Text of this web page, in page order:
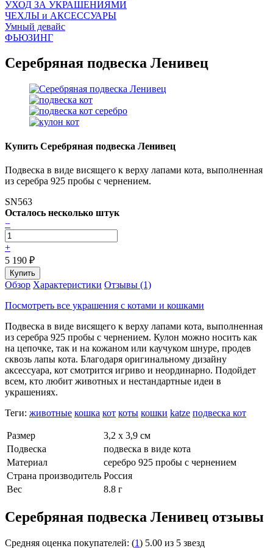
УХОД ЗА УКРАШЕНИЯМИ
ЧEХЛЫ и АКСЕССУАРЫ
Умный девайс
ФЬЮЗИНГ
Серебряная подвеска Ленивец
Купить Серебряная подвеска Ленивец
Подвеска в виде висящего к верху лапами кота, выполненная
из серебра 925 пробы с чернением.
SN563
Осталось несколько штук
−
+
5 190 ₽
Обзор Характеристики Отзывы (1)
Посмотреть все украшения с котами и кошками
Подвеска в виде висящего к верху лапами кота, выполненная
из серебра 925 пробы с чернением. Кулон можно носить как
на цепочке, так и на кожаном или каучуком шнуре, продев
сквозь лапы кота. Благодаря оригинальному дизайну
аксессуара, кот смотрится игриво и неординарно. Подойдет
всем, кто любит животных и нестандартные идеи в
украшениях.
Теги: животные кошка кот коты кошки katze подвеска кот
Размер
3,2 х 3,9 см
Подвеска
подвеска в виде кота
Материал
серебро 925 пробы с чернением
Страна производитель Россия
Вес
8.8 г
Серебряная подвеска Ленивец отзывы
Средняя оценка покупателей: (1) 5.00 из 5 звезд